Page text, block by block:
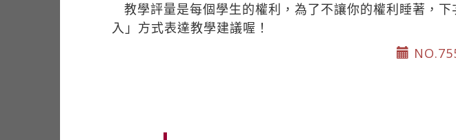
教學評量是每個學生的權利，為了不讓你的權利睡著，
入」方式表達教學建議喔！